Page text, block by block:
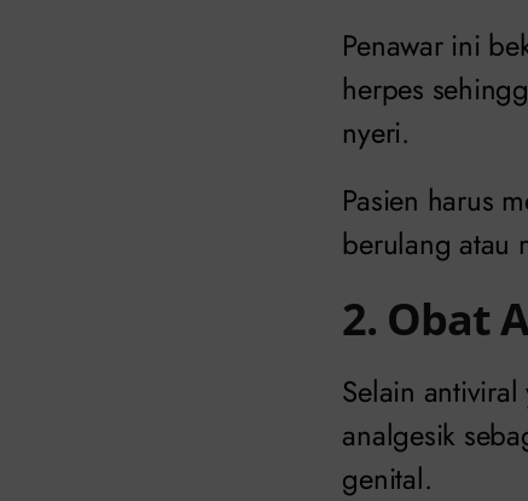
Penawar ini
herpes
nyeri.
Pasien harus
berulang atau
2. Obat
Selain
analgesik
genital.